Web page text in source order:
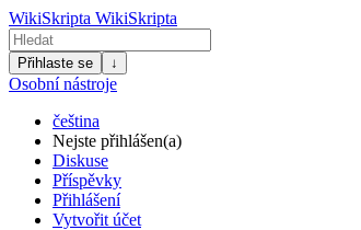
WikiSkripta WikiSkripta
Přihlaste se ↓
Osobní nástroje
čeština
Nejste přihlášen(a)
Diskuse
Příspěvky
Přihlášení
Vytvořit účet